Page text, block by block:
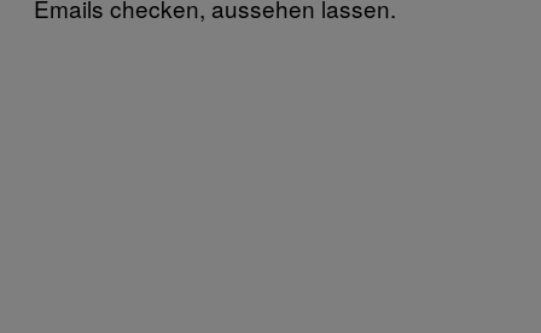
Emails checken, aussehen lassen.